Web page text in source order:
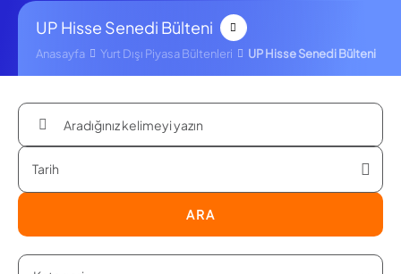
UP Hisse Senedi Bülteni
Anasayfa Yurt Dışı Piyasa Bültenleri UP Hisse Senedi Bülteni
ARA